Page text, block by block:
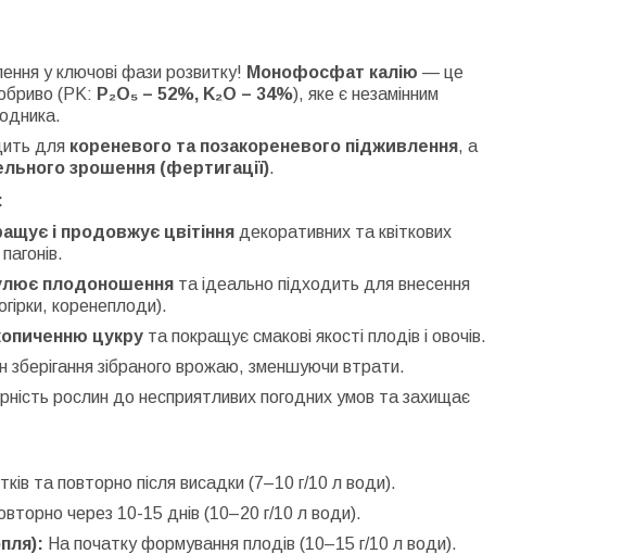
у ключові фази розвитку! Монофосфат калію — це
(PK: P₂O₅ – 52%, K₂O – 34%), яке є незамінним
для кореневого та позакореневого підживлення, а
зрошення (фертигації).
і продовжує цвітіння декоративних та квіткових
плодоношення та ідеально підходить для внесення
коренеплоди).
цукру та покращує смакові якості плодів і овочів.
зберігання зібраного врожаю, зменшуючи втрати.
рослин до несприятливих погодних умов та захищає
та повторно після висадки (7–10 г/10 л води).
через 10-15 днів (10–20 г/10 л води).
На початку формування плодів (10–15 г/10 л води).